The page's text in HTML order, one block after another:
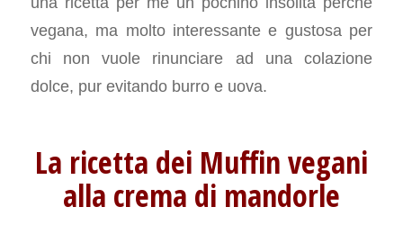
vegana, ma molto interessante e gustosa per
chi non vuole rinunciare ad una colazione
dolce, pur evitando burro e uova.
La ricetta dei Muffin vegani
alla crema di mandorle